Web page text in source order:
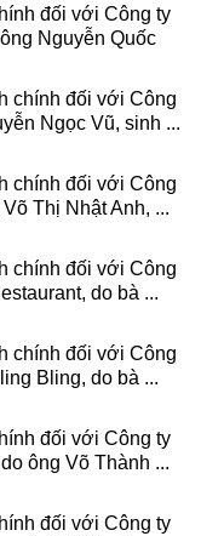
đối với Công ty
Nguyễn Quốc
chính đối với Công
Ngọc Vũ, sinh ...
chính đối với Công
Thị Nhật Anh, ...
chính đối với Công
do bà ...
chính đối với Công
Bling, do bà ...
đối với Công ty
ông Võ Thành ...
đối với Công ty